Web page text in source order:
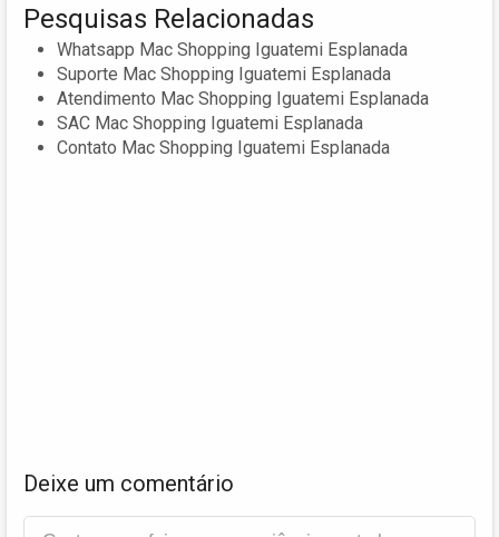
Pesquisas Relacionadas
Whatsapp Mac Shopping Iguatemi Esplanada
Suporte Mac Shopping Iguatemi Esplanada
Atendimento Mac Shopping Iguatemi Esplanada
SAC Mac Shopping Iguatemi Esplanada
Contato Mac Shopping Iguatemi Esplanada
Deixe um comentário